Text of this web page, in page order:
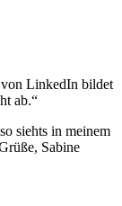
LinkedIn bildet
ab.“
siehts in meinem
Sabine